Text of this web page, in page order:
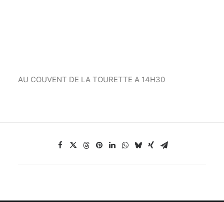
AU COUVENT DE LA TOURETTE A 14H30